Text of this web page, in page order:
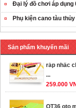
Đại lý đồ chơi áp dụng
Phụ kiện cano tàu
Sản phẩm khuyến mãi
OT35
ráp nhấc
259.000
OT36 oto